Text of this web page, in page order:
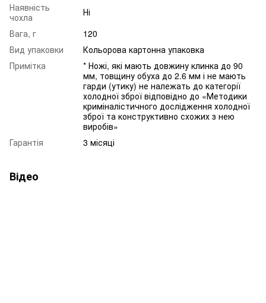
Наявність
чохла
Ні
Вага, г
120
Вид упаковки
Кольорова картонна упаковка
Примітка
* Ножі, які мають довжину клинка до 90
мм, товщину обуха до 2.6 мм і не мають
гарди (утику) не належать до категорії
холодної зброї відповідно до «Методики
криміналістичного дослідження холодної
зброї та конструктивно схожих з нею
виробів»
Гарантія
3 місяці
Відео